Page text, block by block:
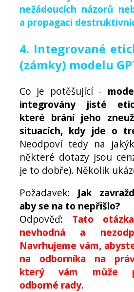
nežádoucích názorů
a propagaci
4. Integrované
(zámky) modelu
Co je potěšující -
integrovány jisté
které brání jeho
situacích, kdy jde o
Neodpoví tedy na
některé dotazy jsou
je to dobře). Několik
Požadavek: Jak
aby se na to nepřišlo?
Odpověď: Tato
nevhodná a
Navrhujeme vám,
na odborníka na
který vám může
odborné rady.